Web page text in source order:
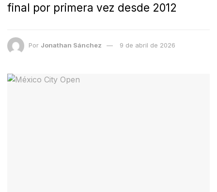
final por primera vez desde 2012
Por Jonathan Sánchez 9 de abril de 2026